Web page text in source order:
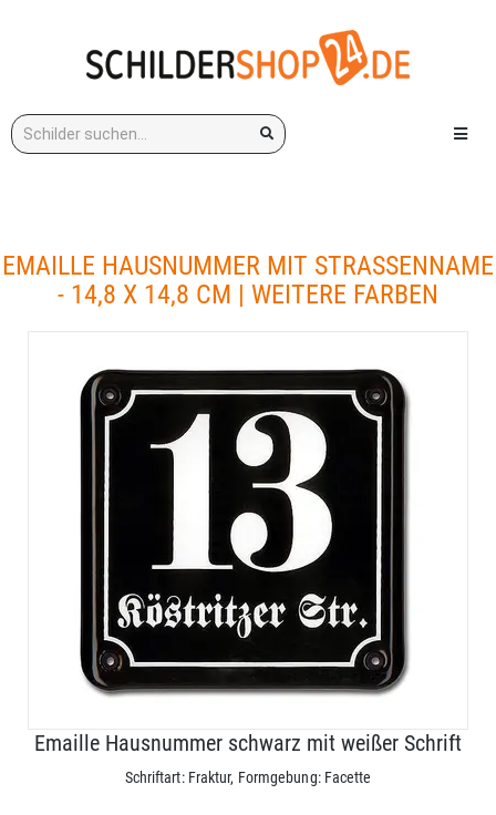
Stichwort: Menü
EMAILLE HAUSNUMMER MIT STRASSENNAME -
14,8 X 14,8 CM | WEITERE FARBEN
Emaille Hausnummer schwarz mit weißer Schrift
Schriftart: Fraktur, Formgebung: Facette